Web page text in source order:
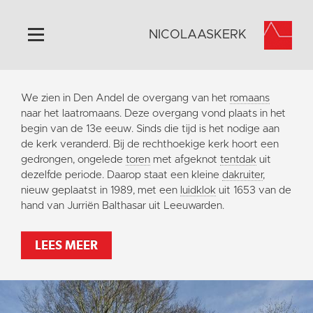
Home
Algemeen
Historie
Omgeving
Activiteiten
Steun ons
Contact
Vaktaal
NICOLAASKERK
We zien in Den Andel de overgang van het romaans
naar het laatromaans. Deze overgang vond plaats in het
begin van de 13e eeuw. Sinds die tijd is het nodige aan
de kerk veranderd. Bij de rechthoekige kerk hoort een
gedrongen, ongelede toren met afgeknot tentdak uit
dezelfde periode. Daarop staat een kleine dakruiter,
nieuw geplaatst in 1989, met een luidklok uit 1653 van de
hand van Jurriën Balthasar uit Leeuwarden.
LEES MEER